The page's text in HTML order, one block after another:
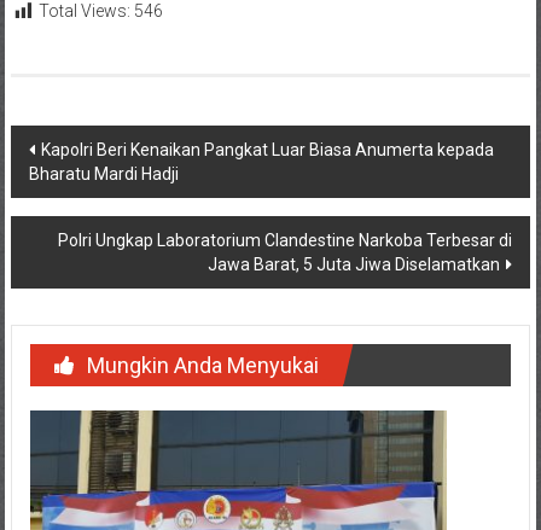
Total Views: 546
Navigasi
pos
Kapolri Beri Kenaikan Pangkat Luar Biasa Anumerta kepada
Bharatu Mardi Hadji
Polri Ungkap Laboratorium Clandestine Narkoba Terbesar di
Jawa Barat, 5 Juta Jiwa Diselamatkan
Mungkin Anda Menyukai